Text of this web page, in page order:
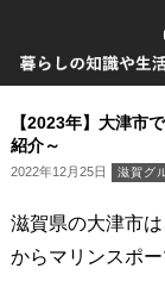
【2023年】大津市
紹介～
2022年12月25日 滋賀グ
滋賀県の大津市
からマリンスポ